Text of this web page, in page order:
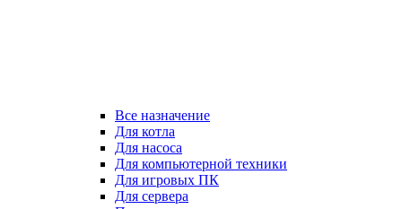
Все назначение
Для котла
Для насоса
Для компьютерной техники
Для игровых ПК
Для сервера